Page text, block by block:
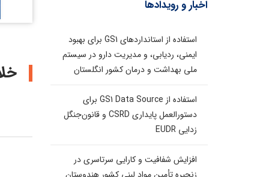
اخبار و رویدادها
استفاده از استانداردهای GS1 برای بهبود
ایمنی، ردیابی، و مدیریت دارو در سیستم
ملی بهداشت و درمان کشور انگلستان
استفاده از GS1 Data Source برای
دستورالعمل پایداری CSRD و قانون‌جنگل
زدایی EUDR
افزایش شفافیت و کارایی سرتاسری در